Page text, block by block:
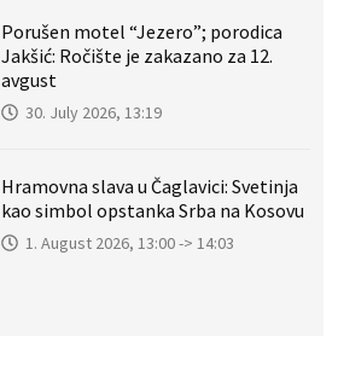
Porušen motel “Jezero”; porodica
Jakšić: Ročište je zakazano za 12.
avgust
30. July 2026, 13:19
Hramovna slava u Čaglavici: Svetinja
kao simbol opstanka Srba na Kosovu
1. August 2026, 13:00 -> 14:03